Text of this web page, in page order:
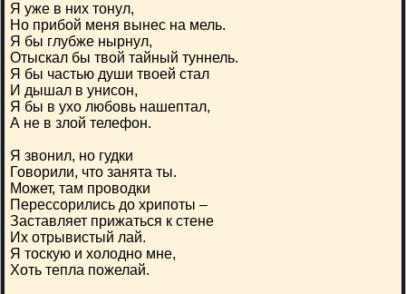
Я уже в них тонул,
Но прибой меня вынес на мель.
Я бы глубже нырнул,
Отыскал бы твой тайный туннель.
Я бы частью души твоей стал
И дышал в унисон,
Я бы в ухо любовь нашептал,
А не в злой телефон.
Я звонил, но гудки
Говорили, что занята ты.
Может, там проводки
Перессорились до хрипоты –
Заставляет прижаться к стене
Их отрывистый лай.
Я тоскую и холодно мне,
Хоть тепла пожелай.